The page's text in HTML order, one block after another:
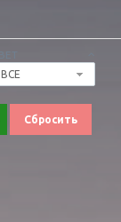
ВСЕ
Сбросить